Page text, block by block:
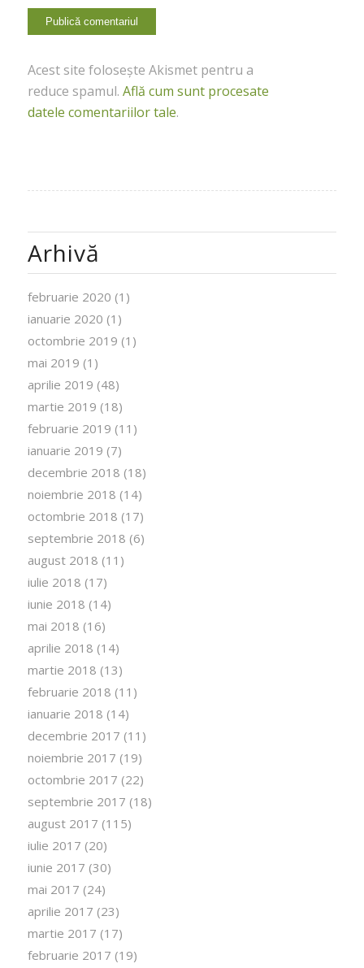
Acest site folosește Akismet pentru a
reduce spamul. Află cum sunt procesate
datele comentariilor tale.
Arhivă
februarie 2020 (1)
ianuarie 2020 (1)
octombrie 2019 (1)
mai 2019 (1)
aprilie 2019 (48)
martie 2019 (18)
februarie 2019 (11)
ianuarie 2019 (7)
decembrie 2018 (18)
noiembrie 2018 (14)
octombrie 2018 (17)
septembrie 2018 (6)
august 2018 (11)
iulie 2018 (17)
iunie 2018 (14)
mai 2018 (16)
aprilie 2018 (14)
martie 2018 (13)
februarie 2018 (11)
ianuarie 2018 (14)
decembrie 2017 (11)
noiembrie 2017 (19)
octombrie 2017 (22)
septembrie 2017 (18)
august 2017 (115)
iulie 2017 (20)
iunie 2017 (30)
mai 2017 (24)
aprilie 2017 (23)
martie 2017 (17)
februarie 2017 (19)